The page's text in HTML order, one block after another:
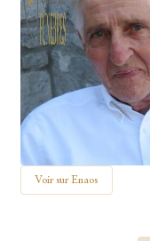
Voir sur Enaos